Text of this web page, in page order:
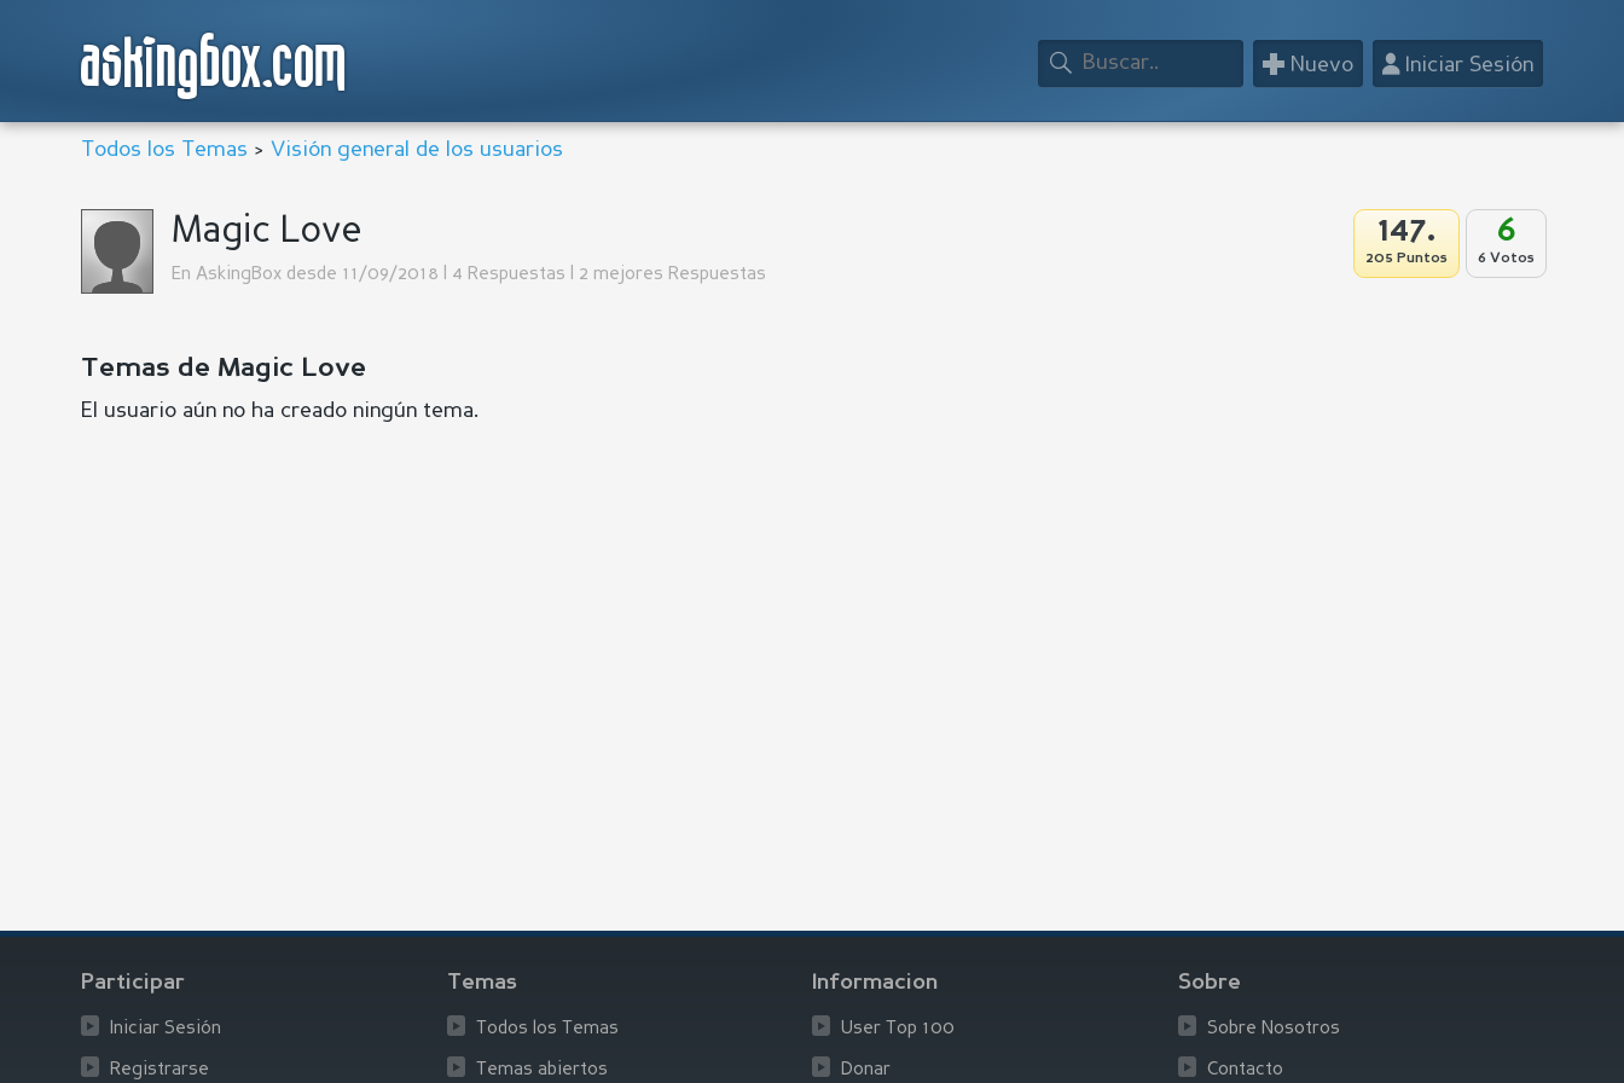
askingbox.com 👤Iniciar Sesión
+ Nuevo
Todos los Temas > Visión general de los usuarios
6
6 Votos
147.
205 Puntos
Magic Love
En AskingBox desde 11/09/2018 | 4 Respuestas | 2 mejores Respuestas
Temas de Magic Love
El usuario aún no ha creado ningún tema.
Participar
Iniciar Sesión
Registrarse
Temas
Todos los Temas
Temas abiertos
Informacion
User Top 100
Donar
Sobre
Sobre Nosotros
Contacto